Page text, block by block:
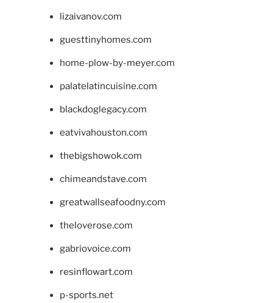
lizaivanov.com
guesttinyhomes.com
home-plow-by-meyer.com
palatelatincuisine.com
blackdoglegacy.com
eatvivahouston.com
thebigshowok.com
chimeandstave.com
greatwallseafoodny.com
theloverose.com
gabriovoice.com
resinflowart.com
p-sports.net